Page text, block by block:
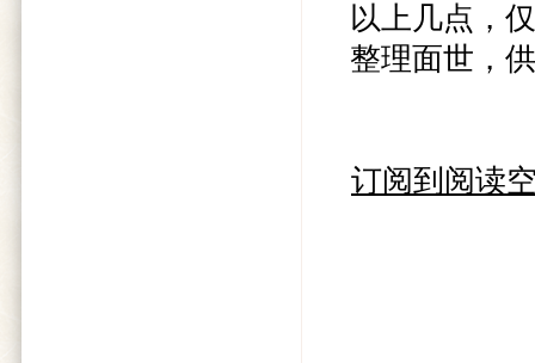
以上几点，
整理面世，
订阅到阅读